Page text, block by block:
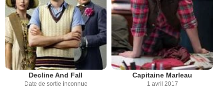
Decline And Fall
Date de sortie inconnue
Capitaine Marleau
1 avril 2017